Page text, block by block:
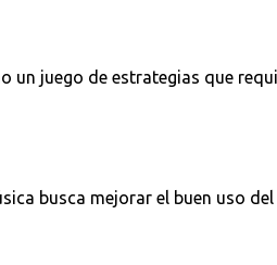
un juego de estrategias que
busca mejorar el buen uso